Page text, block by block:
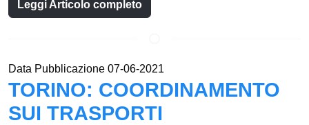
Leggi Articolo completo
Data Pubblicazione 07-06-2021
TORINO: COORDINAMENTO
SUI TRASPORTI